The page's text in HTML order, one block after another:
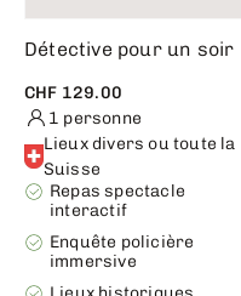
Détective pour un soir
CHF 129.00
1 personne
Lieux divers ou toute la
Suisse
Repas spectacle
interactif
Enquête policière
immersive